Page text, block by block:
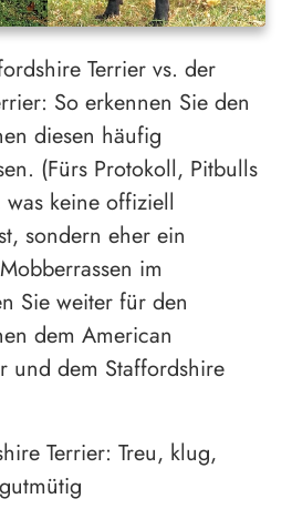
Terrier vs. der
So erkennen Sie den
diesen häufig
(Fürs Protokoll, Pitbulls
keine offiziell
sondern eher ein
im
Sie weiter für den
dem American
und dem Staffordshire
Terrier: Treu, klug,